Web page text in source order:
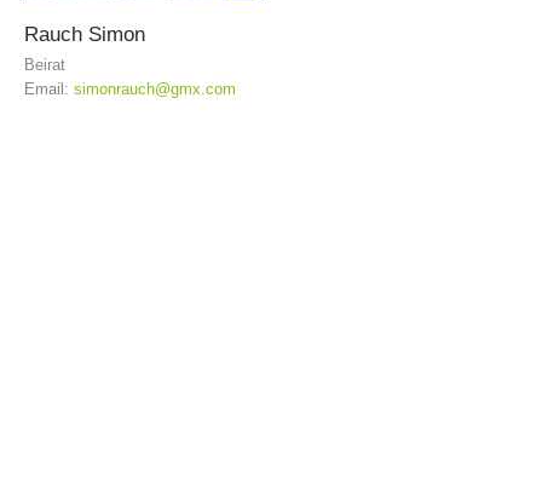
TÄTIGKEIT
Rauch Simon
Beirat
Email: simonrauch@gmx.com